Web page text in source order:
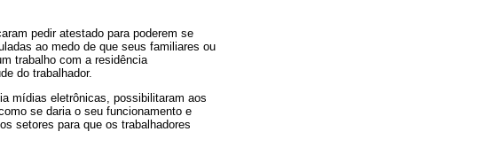
pedir atestado para poderem se
ao medo de que seus familiares ou
trabalho com a residência
do trabalhador.
mídias eletrônicas, possibilitaram aos
se daria o seu funcionamento e
setores para que os trabalhadores